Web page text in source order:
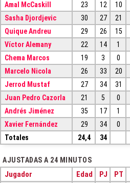
Amal McCaskill 23 12 10
Sasha Djordjevic
30 27 21
Quique Andreu
29 26 15
Víctor Alemany
22 14 1
Chema Marcos
19 3 0
Marcelo Nicola
26 33 20
Jerrod Mustaf
27 34 31
Juan Pedro Cazorla
21 5 0
Andrés Jiménez
35 17 1
Xavier Fernández
29 34 0
Totales
24,4 34
AJUSTADAS A 24 MINUTOS
Jugador Edad PJ PT